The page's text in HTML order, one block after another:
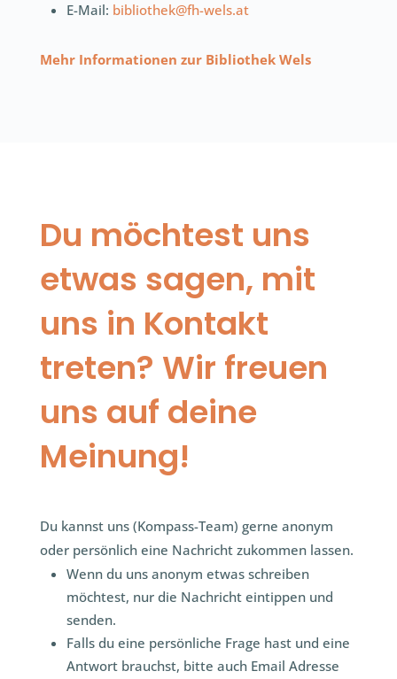
E-Mail: bibliothek@fh-wels.at
Mehr Informationen zur Bibliothek Wels
Du möchtest uns
etwas sagen, mit
uns in Kontakt
treten? Wir freuen
uns auf deine
Meinung!
Du kannst uns (Kompass-Team) gerne anonym
oder persönlich eine Nachricht zukommen lassen.
Wenn du uns anonym etwas schreiben
möchtest, nur die Nachricht eintippen und
senden.
Falls du eine persönliche Frage hast und eine
Antwort brauchst, bitte auch Email Adresse